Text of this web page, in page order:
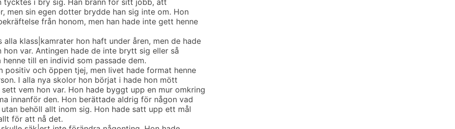
tycktes i bry sig. Han brann för sitt jobb, att
men sin egen dotter brydde han sig inte om. Hon
från honom, men han hade inte gett henne
alla klass|kamrater hon haft under åren, men de hade
hon var. Antingen hade de inte brytt sig eller så
till en individ som passade dem.
positiv och öppen tjej, men livet hade format henne
I alla nya skolor hon börjat i hade hon mött
vem hon var. Hon hade byggt upp en mur omkring
innanför den. Hon berättade aldrig för någon vad
behöll allt inom sig. Hon hade satt upp ett mål
för att nå det.